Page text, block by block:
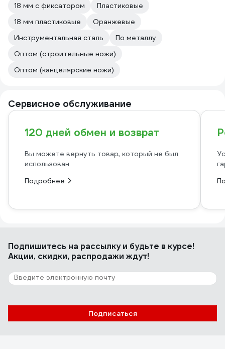
18 мм с фиксатором
Пластиковые
18 мм пластиковые
Оранжевые
Инструментальная сталь
По металлу
Оптом (строительные ножи)
Оптом (канцелярские ножи)
Сервисное обслуживание
120 дней обмен и возврат
Вы можете вернуть товар, который не был
использован
Подробнее
Подпишитесь на рассылкуи будьте в курсе!
Акции, скидки, распродажи ждут!
Подписаться